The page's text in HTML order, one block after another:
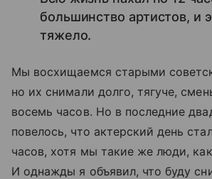
большинство артистов, и
тяжело.
Мы восхищаемся старыми
но их снимали долго, тягуче,
восемь часов. Но в последние
повелось, что актерский день
часов, хотя мы такие же люди,
И однажды я объявил, что буду